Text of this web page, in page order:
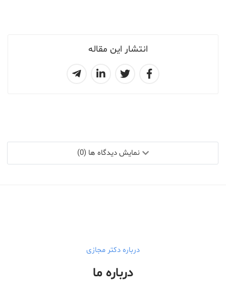
انتشار این مقاله
نمایش دیدگاه ها (0)
درباره دکتر مجازی
درباره ما